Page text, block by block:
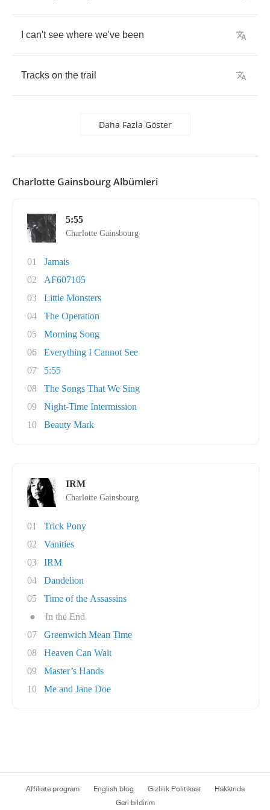
can't see where we've been
Tracks on the trail
Daha Fazla Göster
Charlotte Gainsbourg Albümleri
5:55
Charlotte Gainsbourg
01
Jamais
02
AF607105
03
Little Monsters
04
The Operation
05
Morning Song
06
Everything I Cannot See
07
5:55
08
The Songs That We Sing
09
Night-Time Intermission
10
Beauty Mark
IRM
Charlotte Gainsbourg
01
Trick Pony
02
Vanities
03
IRM
04
Dandelion
05
Time of the Assassins
●
In the End
07
Greenwich Mean Time
08
Heaven Can Wait
09
Master’s Hands
10
Me and Jane Doe
Affiliate program English blog Gizlilik Politikası
Hakkında
Geri bildirim